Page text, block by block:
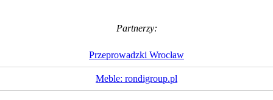
Partnerzy:
Przeprowadzki Wrocław
Meble: rondigroup.pl